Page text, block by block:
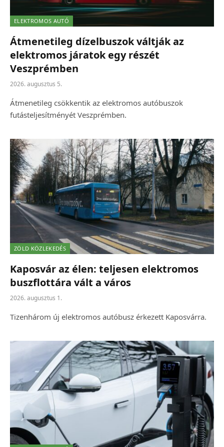
ELEKTROMOS AUTÓ
Átmenetileg dízelbuszok váltják az
elektromos járatok egy részét
Veszprémben
2026. augusztus 5.
Átmenetileg csökkentik az elektromos autóbuszok
futásteljesítményét Veszprémben.
ZÖLD KÖZLEKEDÉS
Kaposvár az élen: teljesen elektromos
buszflottára vált a város
2026. augusztus 1.
Tizenhárom új elektromos autóbusz érkezett Kaposvárra.